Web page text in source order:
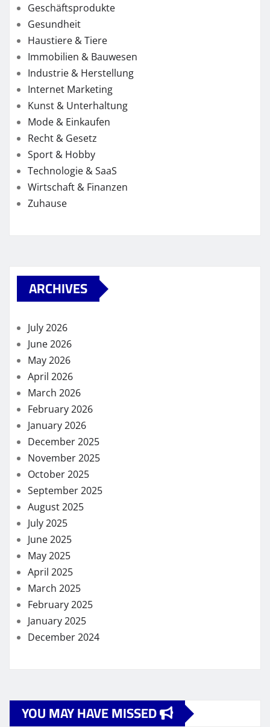
Geschäftsprodukte
Gesundheit
Haustiere & Tiere
Immobilien & Bauwesen
Industrie & Herstellung
Internet Marketing
Kunst & Unterhaltung
Mode & Einkaufen
Recht & Gesetz
Sport & Hobby
Technologie & SaaS
Wirtschaft & Finanzen
Zuhause
ARCHIVES
July 2026
June 2026
May 2026
April 2026
March 2026
February 2026
January 2026
December 2025
November 2025
October 2025
September 2025
August 2025
July 2025
June 2025
May 2025
April 2025
March 2025
February 2025
January 2025
December 2024
YOU MAY HAVE MISSED